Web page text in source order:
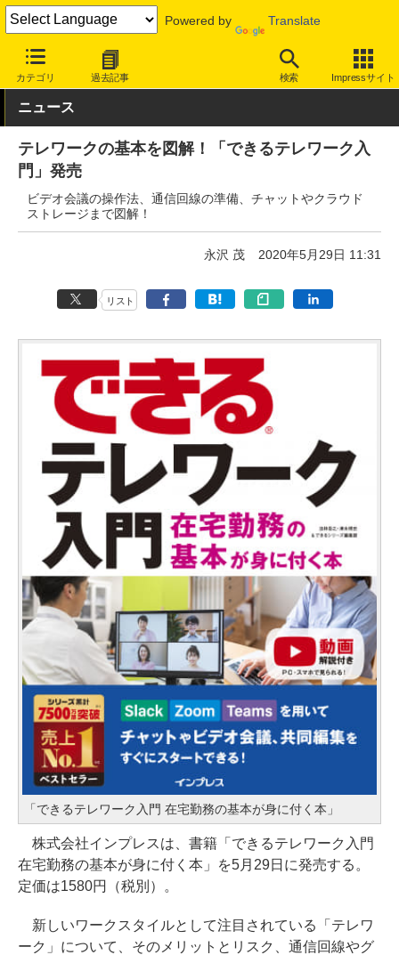
Powered by Translate
カテゴリ 過去記事 検索 Impressサイト
INTERNET Watch トピック テレワーク
ニュース
テレワークの基本を図解！「できるテレワーク入
門」発売
ビデオ会議の操作法、通信回線の準備、チャットやクラウド
ストレージまで図解！
永沢 茂 2020年5月29日 11:31
リスト
「できるテレワーク入門 在宅勤務の基本が身に付く本」
株式会社インプレスは、書籍「できるテレワーク入門
在宅勤務の基本が身に付く本」を5月29日に発売する。
定価は1580円（税別）。
新しいワークスタイルとして注目されている「テレワ
ーク」について、そのメリットとリスク、通信回線やグ